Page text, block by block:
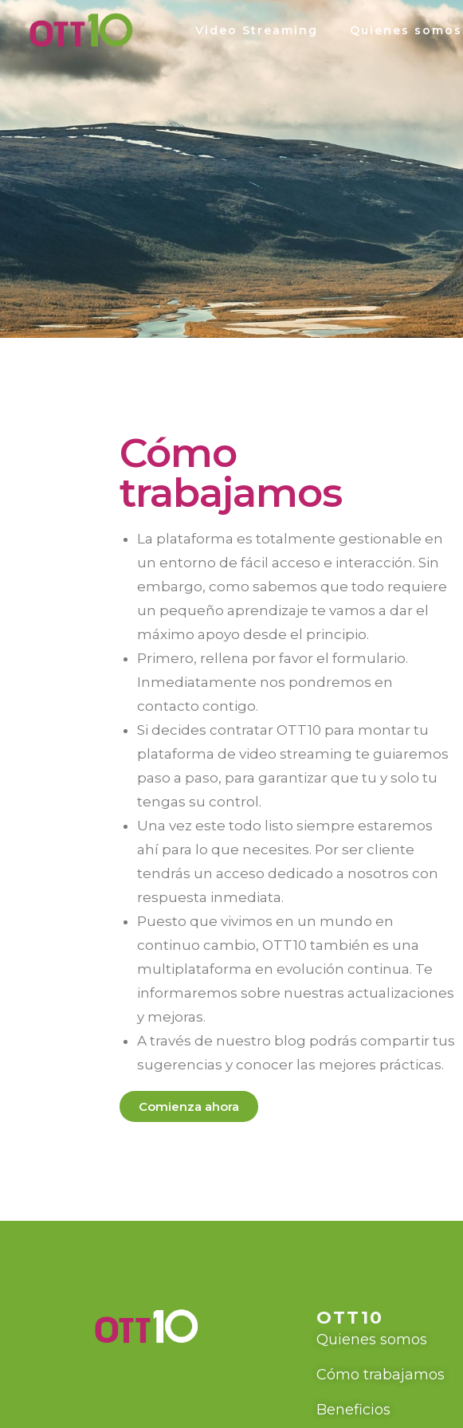
Video Streaming Quienes somos
Cómo
trabajamos
La plataforma es totalmente gestionable en
un entorno de fácil acceso e interacción. Sin
embargo, como sabemos que todo requiere
un pequeño aprendizaje te vamos a dar el
máximo apoyo desde el principio.
Primero, rellena por favor el formulario.
Inmediatamente nos pondremos en
contacto contigo.
Si decides contratar OTT10 para montar tu
plataforma de video streaming te guiaremos
paso a paso, para garantizar que tu y solo tu
tengas su control.
Una vez este todo listo siempre estaremos
ahí para lo que necesites. Por ser cliente
tendrás un acceso dedicado a nosotros con
respuesta inmediata.
Puesto que vivimos en un mundo en
continuo cambio, OTT10 también es una
multiplataforma en evolución continua. Te
informaremos sobre nuestras actualizaciones
y mejoras.
A través de nuestro blog podrás compartir tus
sugerencias y conocer las mejores prácticas.
Comienza ahora
OTT10
Quienes somos
Cómo trabajamos
Beneficios